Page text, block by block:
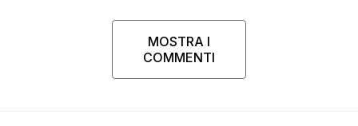
MOSTRA I
COMMENTI